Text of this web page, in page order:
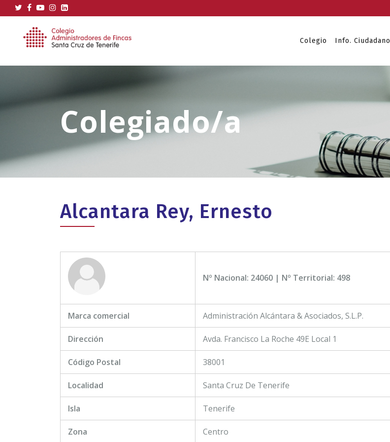
Colegio Info. Ciudadano
Alcantara Rey, Ernesto
Nº Nacional: 24060 | Nº Territorial: 498
Marca comercial Administración Alcántara & Asociados, S.L.P.
Dirección Avda. Francisco La Roche 49E Local 1
Código Postal 38001
Localidad Santa Cruz De Tenerife
Isla Tenerife
Zona Centro